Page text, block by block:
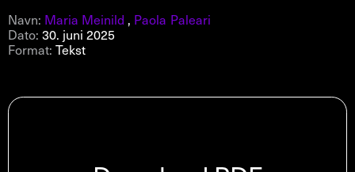
Navn: Maria Meinild , Paola Paleari
Dato:30. juni 2025
Format:Tekst